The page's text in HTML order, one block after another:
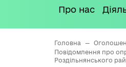
Про нас
Головна —
Повідомлення про
Роздільнянського